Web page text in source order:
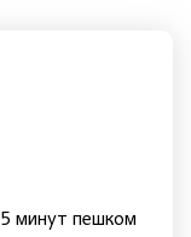
5 минут пешком